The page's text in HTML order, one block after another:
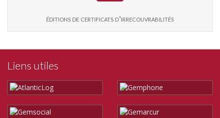
éditions de certificats d'irrecouvrabilités
Liens utiles